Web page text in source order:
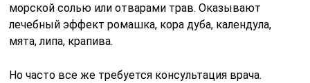
морской солью или отварами трав. Оказывают
лечебный эффект ромашка, кора дуба, календула,
мята, липа, крапива.
Но часто все же требуется консультация врача.